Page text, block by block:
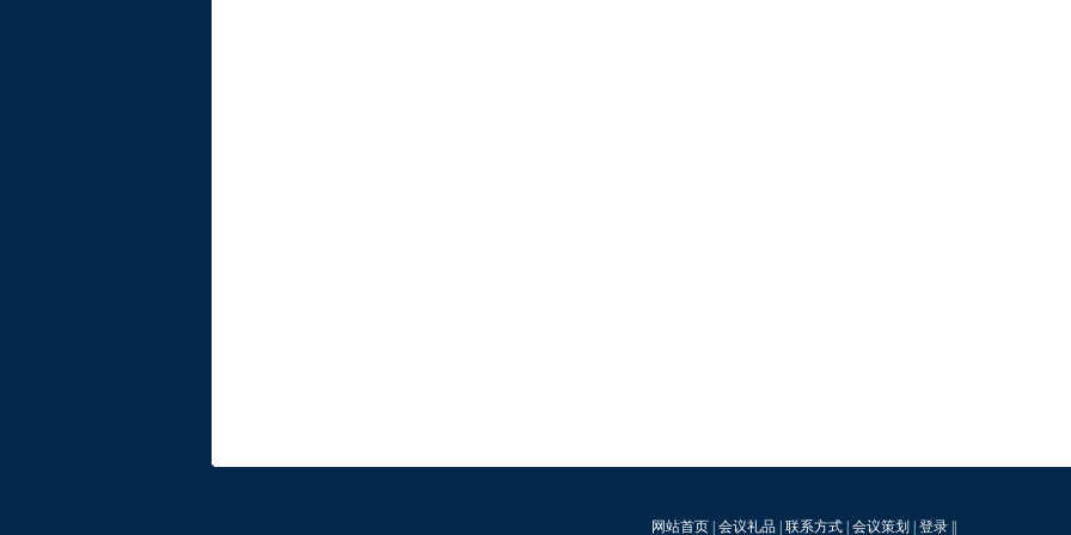
网站首页| 会议礼品| 联系方式| 会议策划 登录||